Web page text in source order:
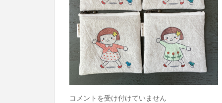
イ
コメントを受け付けていません